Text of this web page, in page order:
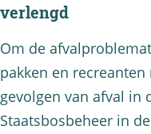
verlengd
Om de
pakken en
gevolgen van afval in
Staatsbosbeheer in